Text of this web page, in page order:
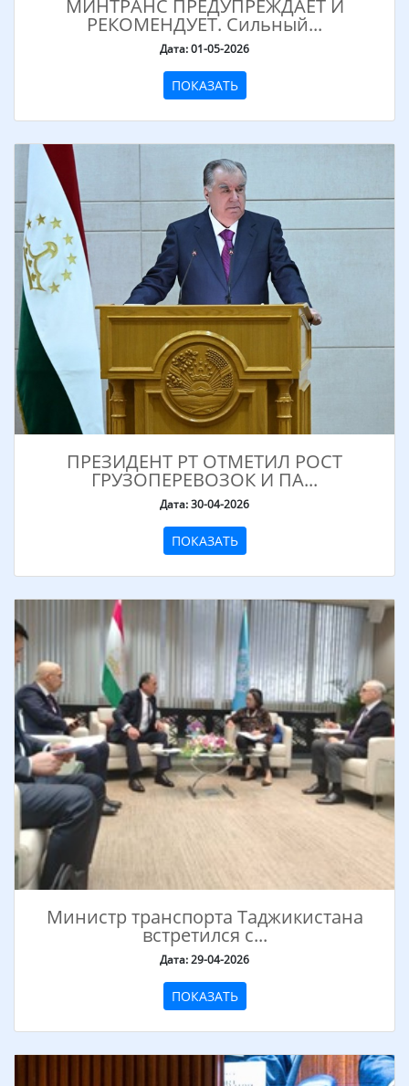
МИНТРАНС ПРЕДУПРЕЖДАЕТ И
РЕКОМЕНДУЕТ. Сильный...
Дата: 01-05-2026
ПОКАЗАТЬ
ПРЕЗИДЕНТ РТ ОТМЕТИЛ РОСТ
ГРУЗОПЕРЕВОЗОК И ПА...
Дата: 30-04-2026
ПОКАЗАТЬ
Министр транспорта Таджикистана
встретился с...
Дата: 29-04-2026
ПОКАЗАТЬ